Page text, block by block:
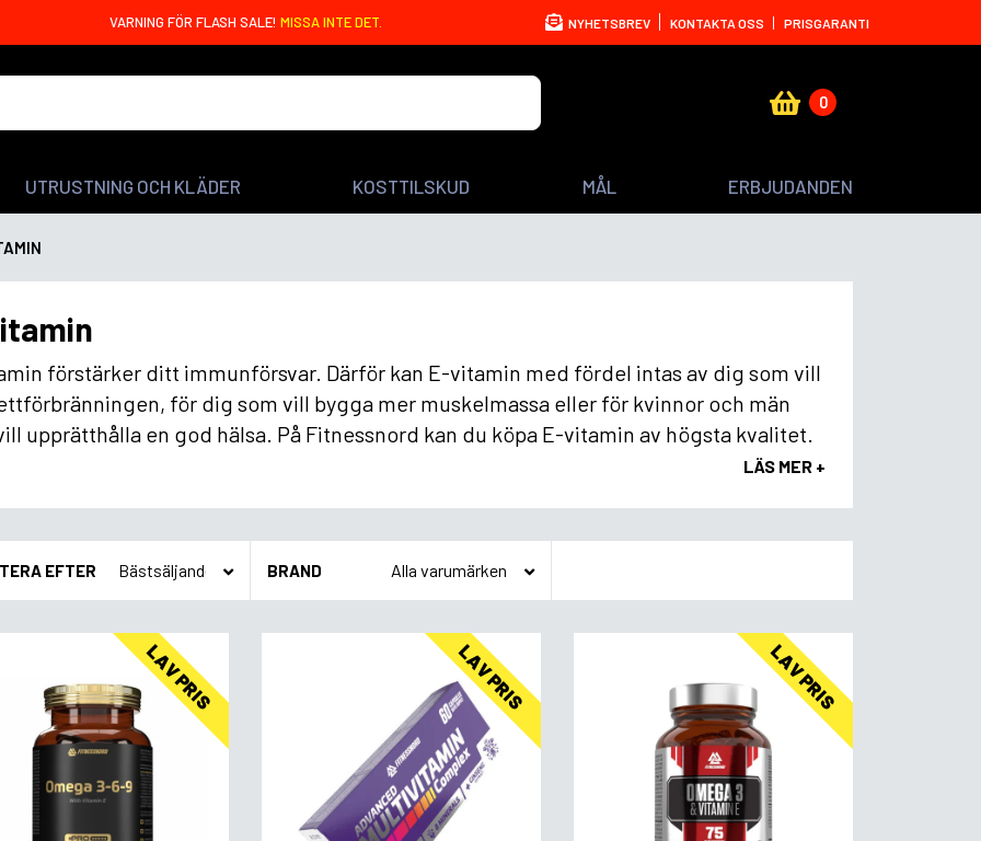
VARNING FÖR FLASH SALE! MISSA INTE DET. NYHETSBREV KONTAKTA OSS PRISGARANTI
0
UTRUSTNING OCH KLÄDER KOSTTILSKUD MÅL ERBJUDANDEN
förstärker ditt immunförsvar. Därför kan E-vitamin med fördel intas av dig som vill
för dig som vill bygga mer muskelmassa eller för kvinnor och män
upprätthålla en god hälsa. På Fitnessnord kan du köpa E-vitamin av högsta kvalitet.
LÄS MER +
EFTER BRAND
LAV PRIS LAV PRIS LAV PRIS